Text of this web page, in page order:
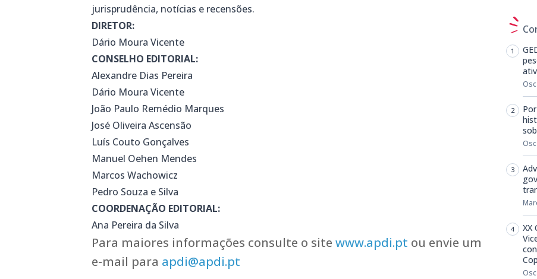
jurisprudência, notícias e recensões.
DIRETOR:
Dário Moura Vicente
CONSELHO EDITORIAL:
Alexandre Dias Pereira
Dário Moura Vicente
João Paulo Remédio Marques
José Oliveira Ascensão
Luís Couto Gonçalves
Manuel Oehen Mendes
Marcos Wachowicz
Pedro Souza e Silva
COORDENAÇÃO EDITORIAL:
Ana Pereira da Silva
Para maiores informações consulte o sitewww.apdi.pt ou envie um
e-mail para apdi@apdi.pt
XX